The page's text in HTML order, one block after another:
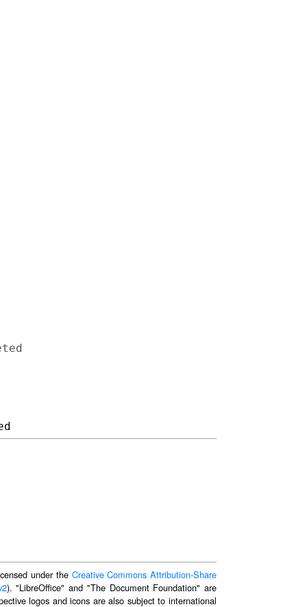
under the Creative Commons Attribution-Share
). "LibreOffice" and "The Document Foundation" are
logos and icons are also subject to international